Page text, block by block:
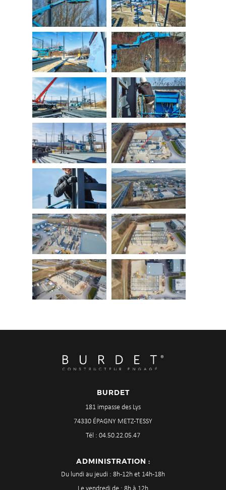
BURDET
181 impasse des Lys
74330 ÉPAGNY METZ-TESSY
Tél : 04.50.22.05.47
ADMINISTRATION :
Du lundi au jeudi : 8h-12h et 14h-18h